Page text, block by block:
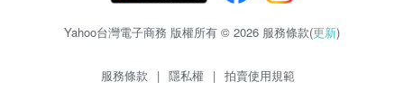
Yahoo台灣電子商務 版權所有 © 2026 服務條款(更新)
服務條款 | 隱私權 | 拍賣使用規範